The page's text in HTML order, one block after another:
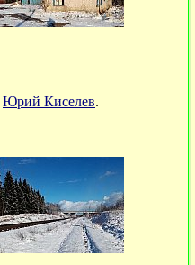
Юрий Киселев.